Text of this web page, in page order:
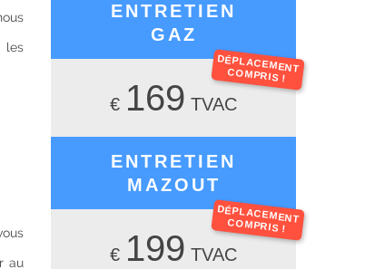
les
au
ENTRETIEN
GAZ
DÉPLACEMENT
COMPRIS !
€ 169 TVAC
ENTRETIEN
MAZOUT
DÉPLACEMENT
COMPRIS !
€ 199 TVAC